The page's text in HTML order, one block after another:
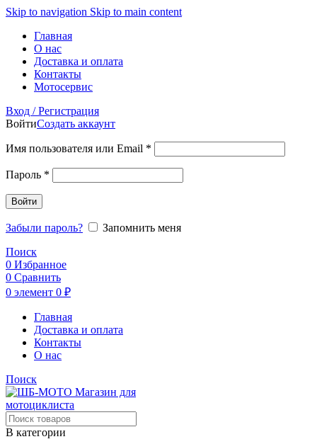
Skip to navigation Skip to main content
Главная
О нас
Доставка и оплата
Контакты
Мотосервис
Вход / Регистрация
ВойтиСоздать аккаунт
Имя пользователя или Email *
Пароль *
Войти
Забыли пароль?
Запомнить меня
Поиск
0 Избранное
0 Сравнить
0 элемент 0 ₽
Главная
Доставка и оплата
Контакты
О нас
Поиск
В категории